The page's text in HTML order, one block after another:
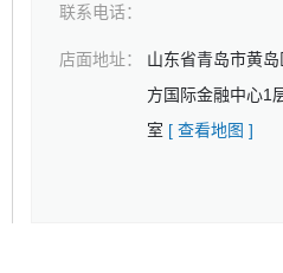
联系电话：
店面地址：
山东省青岛市黄
方国际金融中心1
室 [ 查看地图 ]